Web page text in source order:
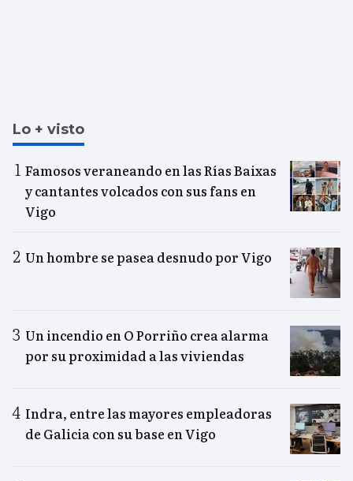
Lo + visto
Famosos veraneando en las Rías Baixas
y cantantes volcados con sus fans en
Vigo
Un hombre se pasea desnudo por Vigo
Un incendio en O Porriño crea alarma
por su proximidad a las viviendas
Indra, entre las mayores empleadoras
de Galicia con su base en Vigo